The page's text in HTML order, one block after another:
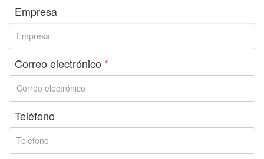
Empresa
Correo electrónico *
Teléfono